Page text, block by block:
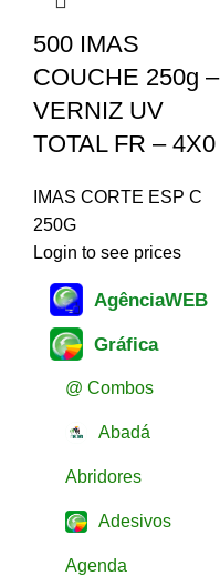
500 IMAS
COUCHE 250g –
VERNIZ UV
TOTAL FR – 4X0
IMAS CORTE ESP C
250G
Login to see prices
AgênciaWEB
Gráfica
@ Combos
Abadá
Abridores
Adesivos
Agenda